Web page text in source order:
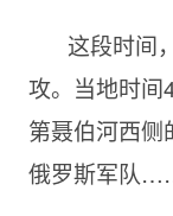
这段时间
攻。当地时间
第聂伯河西侧
俄罗斯军队